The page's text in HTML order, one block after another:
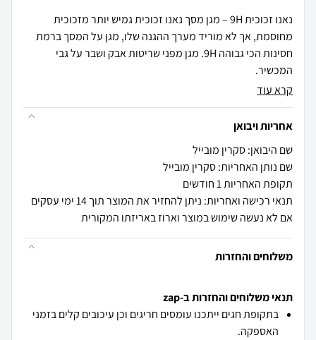
נאנו זכוכית 9H – מגן מסך נאנו זכוכית גמיש יותר מזכוכית
מחוסמת, אך לא מוריד מערך ההגנה שלו, מגן על המסך ברמת
חסינות הכי גבוהה 9H. מגן מפני שריטות אבק ושבר על גבי
המכשיר.
קרא עוד
אחריות ויבואן
שם היבואן: סקרין מובייל
שם נותן האחריות: סקרין מובייל
תקופת האחריות 1 חודשים
תנאי רכישה ואחריות: ניתן להחזיר את המוצר תוך 14 ימי עסקים
אם לא נעשה שימוש במוצר וארוז באריזתו המקורית
משלוחים והחזרות
תנאי משלוחים והחזרות ב-zap
בתקופת חגים ייתכנו עומסים חריגים וכן עיכובים קלים בזמני
האספקה.